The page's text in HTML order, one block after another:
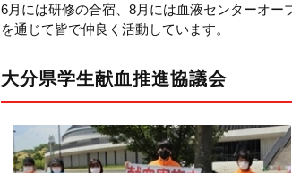
6月には研修の合宿、8月には血液センターオ
を通じて皆で仲良く活動しています。
大分県学生献血推進協議会